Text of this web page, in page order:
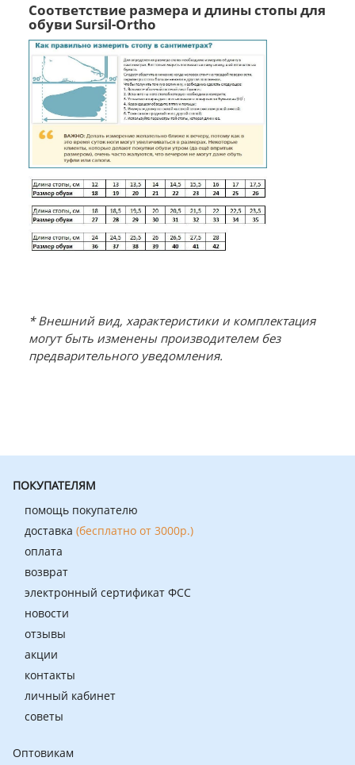
Соответствие размера и длины стопы для
обуви Sursil-Ortho
* Внешний вид, характеристики и комплектация
могут быть изменены производителем без
предварительного уведомления.
ПОКУПАТЕЛЯМ
помощь покупателю
доставка (бесплатно от 3000р.)
оплата
возврат
электронный сертификат ФСС
новости
отзывы
акции
контакты
личный кабинет
советы
Оптовикам